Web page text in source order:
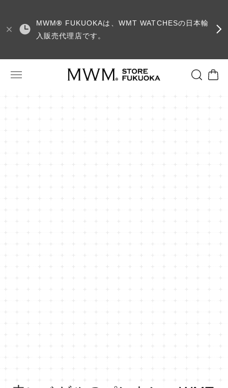
MWM® FUKUOKAは、WMT WATCHESの日本輸
入販売代理店です。